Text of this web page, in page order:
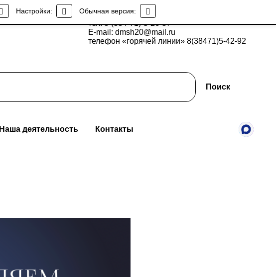
Настройки: Обычная версия:
тел: 8-(384-71)-5-26-37
E-mail: dmsh20@mail.ru
телефон «горячей линии» 8(38471)5-42-92
Поиск
Наша деятельность Контакты